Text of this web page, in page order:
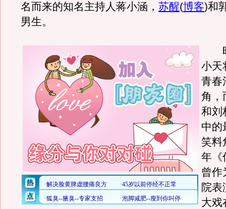
名而来的知名主持人蒋小涵， 苏醒(博客)和
男生。
时
小天
青春
角，
和刘
中的
笑料
年《
曾作
院表
大戏